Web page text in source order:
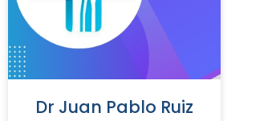
Dr Juan Pablo Ruiz